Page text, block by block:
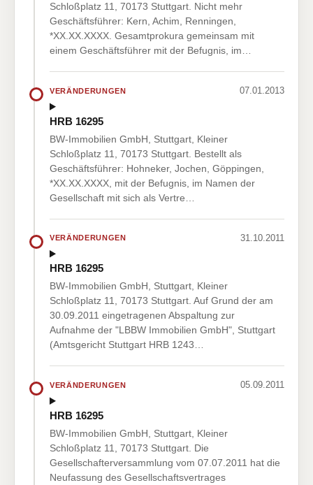
Schloßplatz 11, 70173 Stuttgart. Nicht mehr
Geschäftsführer: Kern, Achim, Renningen,
*XX.XX.XXXX. Gesamtprokura gemeinsam mit
einem Geschäftsführer mit der Befugnis, im…
VERÄNDERUNGEN 07.01.2013
HRB 16295
BW-Immobilien GmbH, Stuttgart, Kleiner
Schloßplatz 11, 70173 Stuttgart. Bestellt als
Geschäftsführer: Hohneker, Jochen, Göppingen,
*XX.XX.XXXX, mit der Befugnis, im Namen der
Gesellschaft mit sich als Vertre…
VERÄNDERUNGEN 31.10.2011
HRB 16295
BW-Immobilien GmbH, Stuttgart, Kleiner
Schloßplatz 11, 70173 Stuttgart. Auf Grund der am
30.09.2011 eingetragenen Abspaltung zur
Aufnahme der "LBBW Immobilien GmbH", Stuttgart
(Amtsgericht Stuttgart HRB 1243…
VERÄNDERUNGEN 05.09.2011
HRB 16295
BW-Immobilien GmbH, Stuttgart, Kleiner
Schloßplatz 11, 70173 Stuttgart. Die
Gesellschafterversammlung vom 07.07.2011 hat die
Neufassung des Gesellschaftsvertrages